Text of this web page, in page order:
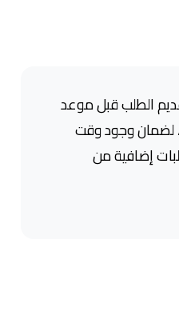
الطلب قبل موعد
لضمان وجود وقت
إضافية من